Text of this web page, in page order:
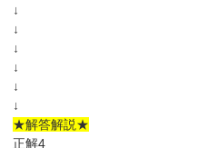
↓
↓
↓
↓
↓
↓
★解答解説★
正解4